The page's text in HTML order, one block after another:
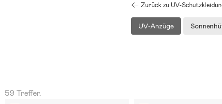
Zurück zu UV-
UV-Anzüge
59 Treffer.